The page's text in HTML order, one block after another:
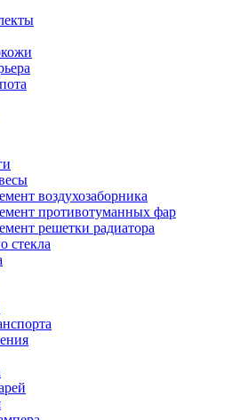
воздухозаборника
противотуманных фар
решетки радиатора
стекла